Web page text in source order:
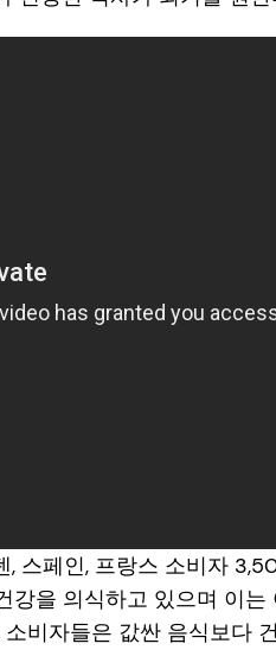
, 스페인, 프랑스 소비자
강을 의식하고 있으며 이
비자들은 값싼 음식보다